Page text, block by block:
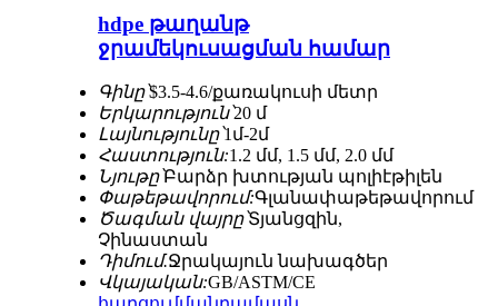
hdpe թաղանթ
ջրամեկուսացման համար
Գինը՝$3.5-4.6/քառակուսի մետր
Երկարություն՝20 մ
Լայնությունը՝1մ-2մ
Հաստություն:1.2 մմ, 1.5 մմ, 2.0 մմ
Նյութը՝Բարձր խտության պոլիէթիլեն
Փաթեթավորում:Գլանափաթեթավորում
Ծագման վայրը՝Տյանցզին, ​​
Չինաստան
Դիմում.Ջրակայուն նախագծեր
Վկայական:GB/ASTM/CE